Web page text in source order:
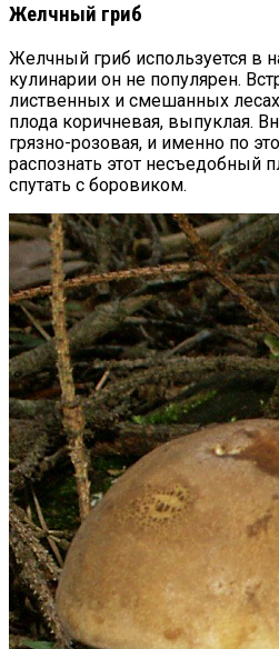
Желчный гриб
Желчный гриб используется в
кулинарии он не популярен.
лиственных и смешанных
плода коричневая, выпуклая.
грязно-розовая, и именно по
распознать этот несъедобный
спутать с боровиком.